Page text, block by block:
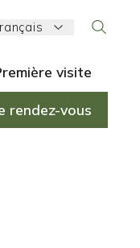
visite
rendez-vous
Search